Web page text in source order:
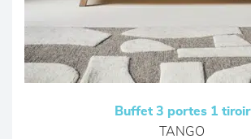
Buffet 3 portes 1 tiroir
TANGO